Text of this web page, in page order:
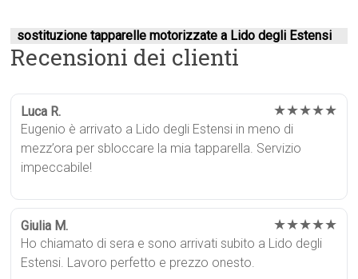
sostituzione tapparelle motorizzate a Lido degli Estensi
Recensioni dei clienti
Luca R. ★★★★★
Eugenio è arrivato a Lido degli Estensi in meno di
mezz’ora per sbloccare la mia tapparella. Servizio
impeccabile!
Giulia M. ★★★★★
Ho chiamato di sera e sono arrivati subito a Lido degli
Estensi. Lavoro perfetto e prezzo onesto.